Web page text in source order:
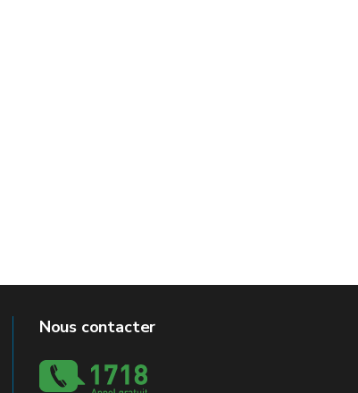
Nous contacter